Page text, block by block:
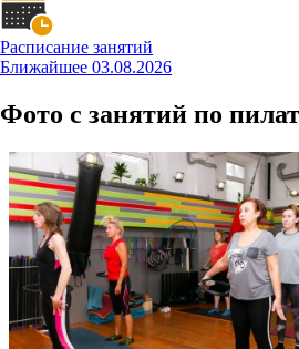
Расписание занятий
Ближайшее 03.08.2026
Фото с занятий по